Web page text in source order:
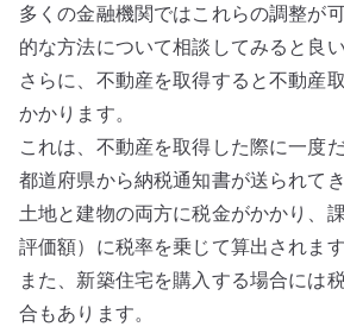
多くの金融機関ではこれらの調整が
的な方法について相談してみると良い
さらに、不動産を取得すると不動産
かかります。
これは、不動産を取得した際に一度
都道府県から納税通知書が送られてき
土地と建物の両方に税金がかかり、
評価額）に税率を乗じて算出されます
また、新築住宅を購入する場合には
合もあります。